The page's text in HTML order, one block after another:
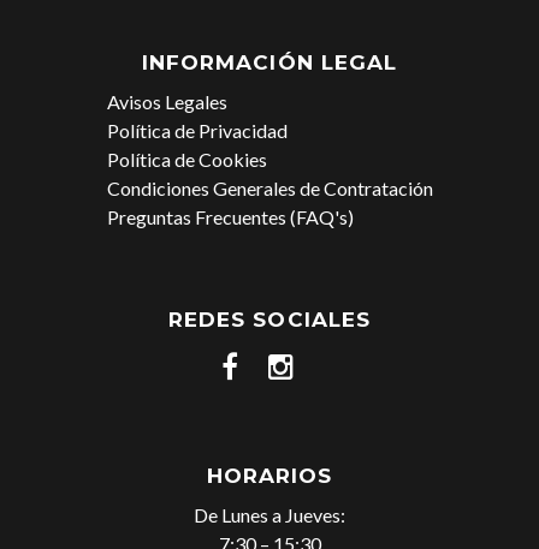
INFORMACIÓN LEGAL
Avisos Legales
Política de Privacidad
Política de Cookies
Condiciones Generales de Contratación
Preguntas Frecuentes (FAQ's)
REDES SOCIALES
HORARIOS
De Lunes a Jueves:
7:30 – 15:30